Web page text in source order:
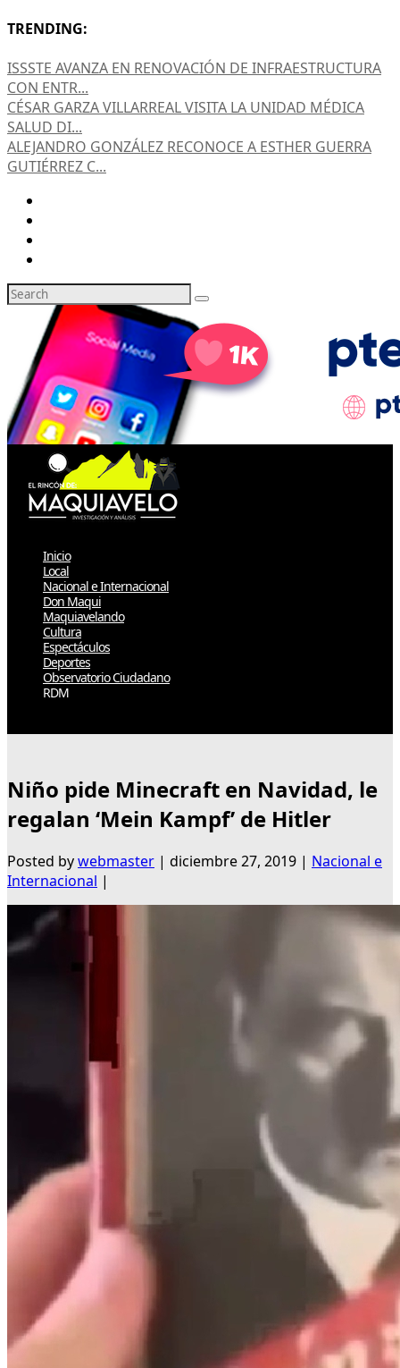
TRENDING:
ISSSTE AVANZA EN RENOVACIÓN DE INFRAESTRUCTURA
CON ENTR...
CÉSAR GARZA VILLARREAL VISITA LA UNIDAD MÉDICA
SALUD DI...
ALEJANDRO GONZÁLEZ RECONOCE A ESTHER GUERRA
GUTIÉRREZ C...
Inicio
Local
Nacional e Internacional
Don Maqui
Maquiavelando
Cultura
Espectáculos
Deportes
Observatorio Ciudadano
RDM
Niño pide Minecraft en Navidad, le
regalan ‘Mein Kampf’ de Hitler
Posted bywebmaster | diciembre 27, 2019 | Nacional e
Internacional |